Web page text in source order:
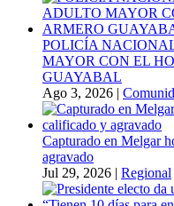
POLICÍA
MAYOR CON EL
GUAYABAL
Ago 3, 2026 |
Capturado en Melgar
agravado
Jul 29, 2026 | Regional